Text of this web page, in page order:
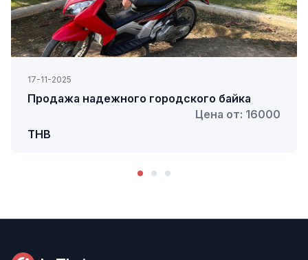
17-11-2025
Продажа надежного городского байка
Цена от: 16000
THB